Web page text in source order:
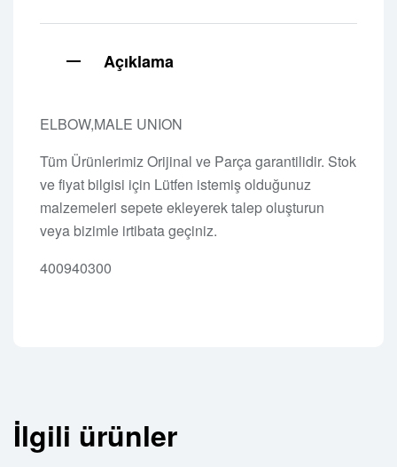
Açıklama
ELBOW,MALE UNION
Tüm Ürünlerimiz Orijinal ve Parça garantilidir. Stok
ve fiyat bilgisi için Lütfen istemiş olduğunuz
malzemeleri sepete ekleyerek talep oluşturun
veya bizimle irtibata geçiniz.
400940300
İlgili ürünler